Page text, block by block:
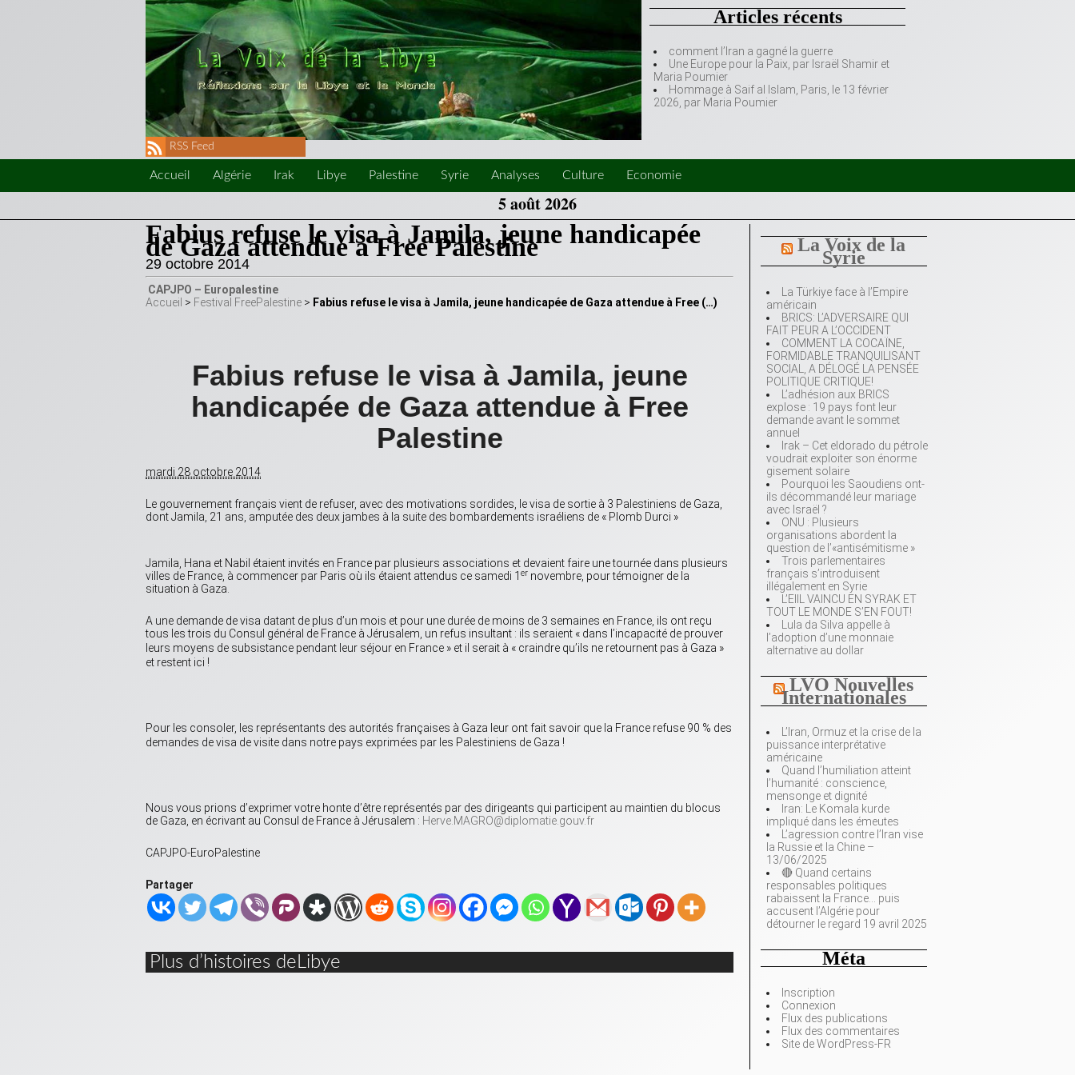
Articles récents
comment l’Iran a gagné la guerre
Une Europe pour la Paix, par Israël Shamir et
Maria Poumier
Hommage à Saif al Islam, Paris, le 13 février
2026, par Maria Poumier
RSS Feed
Accueil Algérie Irak Libye Palestine Syrie Analyses Culture Economie
5 août 2026
La Voix de la
Syrie
La Türkiye face à l’Empire
américain
BRICS: L’ADVERSAIRE QUI
FAIT PEUR A L’OCCIDENT
COMMENT LA COCAÏNE,
FORMIDABLE TRANQUILISANT
SOCIAL, A DÉLOGÉ LA PENSÉE
POLITIQUE CRITIQUE!
L’adhésion aux BRICS
explose : 19 pays font leur
demande avant le sommet
annuel
Irak – Cet eldorado du pétrole
voudrait exploiter son énorme
gisement solaire
Pourquoi les Saoudiens ont-
ils décommandé leur mariage
avec Israël ?
ONU : Plusieurs
organisations abordent la
question de l’«antisémitisme »
Trois parlementaires
français s’introduisent
illégalement en Syrie
L’EIIL VAINCU EN SYRAK ET
TOUT LE MONDE S’EN FOUT!
Lula da Silva appelle à
l’adoption d’une monnaie
alternative au dollar
LVO Nouvelles
Internationales
L’Iran, Ormuz et la crise de la
puissance interprétative
américaine
Quand l’humiliation atteint
l’humanité : conscience,
mensonge et dignité
Iran: Le Komala kurde
impliqué dans les émeutes
L’agression contre l’Iran vise
la Russie et la Chine –
13/06/2025
🔴 Quand certains
responsables politiques
rabaissent la France… puis
accusent l’Algérie pour
détourner le regard 19 avril 2025
Méta
Inscription
Connexion
Flux des publications
Flux des commentaires
Site de WordPress-FR
Fabius refuse le visa à Jamila, jeune handicapée
de Gaza attendue à Free Palestine
29 octobre 2014
CAPJPO – Europalestine
Accueil > Festival FreePalestine > Fabius refuse le visa à Jamila, jeune handicapée de Gaza attendue à Free (…)
Fabius refuse le visa à Jamila, jeune
handicapée de Gaza attendue à Free
Palestine
mardi 28 octobre 2014
Le gouvernement français vient de refuser, avec des motivations sordides, le visa de sortie à 3 Palestiniens de Gaza,
dont Jamila, 21 ans, amputée des deux jambes à la suite des bombardements israéliens de « Plomb Durci »
Jamila, Hana et Nabil étaient invités en France par plusieurs associations et devaient faire une tournée dans plusieurs
villes de France, à commencer par Paris où ils étaient attendus ce samedi 1 er novembre, pour témoigner de la
situation à Gaza.
A une demande de visa datant de plus d’un mois et pour une durée de moins de 3 semaines en France, ils ont reçu
tous les trois du Consul général de France à Jérusalem, un refus insultant : ils seraient « dans l’incapacité de prouver
leurs moyens de subsistance pendant leur séjour en France » et il serait à « craindre qu’ils ne retournent pas à Gaza »
et restent ici !
Pour les consoler, les représentants des autorités françaises à Gaza leur ont fait savoir que la France refuse 90 % des
demandes de visa de visite dans notre pays exprimées par les Palestiniens de Gaza !
Nous vous prions d’exprimer votre honte d’être représentés par des dirigeants qui participent au maintien du blocus
de Gaza, en écrivant au Consul de France à Jérusalem : Herve.MAGRO@diplomatie.gouv.fr
CAPJPO-EuroPalestine
Partager
Plus d’histoires deLibye